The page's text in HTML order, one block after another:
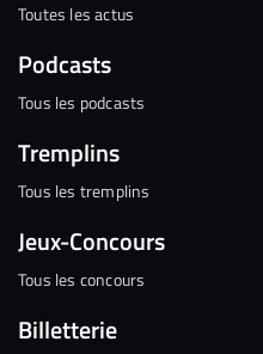
Toutes les actus
Podcasts
Tous les podcasts
Tremplins
Tous les tremplins
Jeux-Concours
Tous les concours
Billetterie